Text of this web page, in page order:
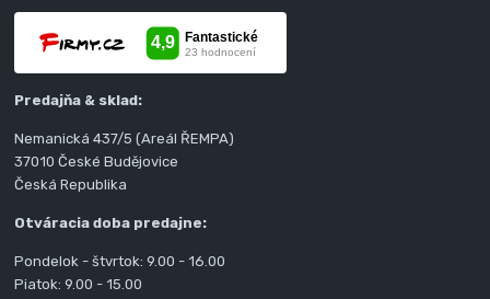
Predajňa & sklad:
Nemanická 437/5 (Areál ŘEMPA)
37010 České Budějovice
Česká Republika
Otváracia doba predajne:
Pondelok - štvrtok: 9.00 - 16.00
Piatok: 9.00 - 15.00